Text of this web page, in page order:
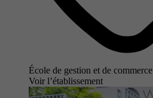
École de gestion et de commerce
Voir l’établissement